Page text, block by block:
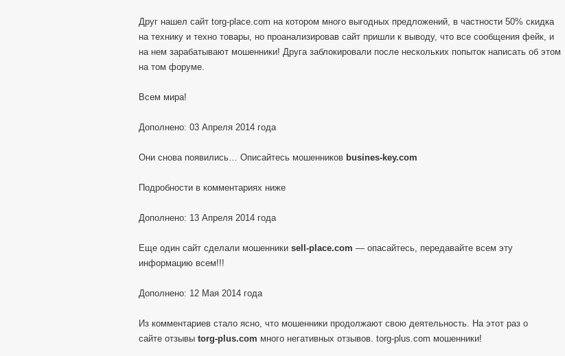
Друг нашел сайт torg-place.com на котором много выгодных предложений, в частности 50% скидка
на технику и техно товары, но проанализировав сайт пришли к выводу, что все сообщения фейк, и
на нем зарабатывают мошенники! Друга заблокировали после нескольких попыток написать об этом
на том форуме.
Всем мира!
Дополнено: 03 Апреля 2014 года
Они снова появились… Описайтесь мошенников busines-key.com
Подробности в комментариях ниже
Дополнено: 13 Апреля 2014 года
Еще один сайт сделали мошенники sell-place.com — опасайтесь, передавайте всем эту
информацию всем!!!
Дополнено: 12 Мая 2014 года
Из комментариев стало ясно, что мошенники продолжают свою деятельность. На этот раз о
сайте отзывы torg-plus.com много негативных отзывов. torg-plus.com мошенники!